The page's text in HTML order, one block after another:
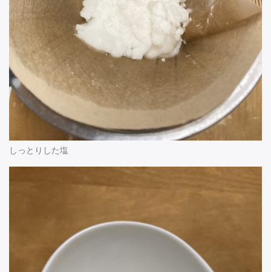
しっとりした塩